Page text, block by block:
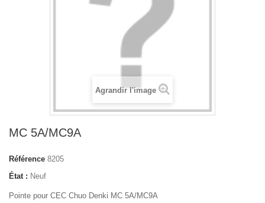
Agrandir l'image
MC 5A/MC9A
Référence 8205
État : Neuf
Pointe pour CEC Chuo Denki MC 5A/MC9A